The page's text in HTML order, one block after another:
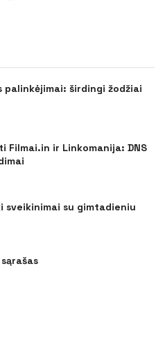
palinkėjimai: širdingi žodžiai
Filmai.in ir Linkomanija: DNS
sveikinimai su gimtadieniu